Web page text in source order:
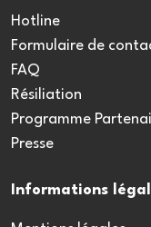
Hotline
Formulaire de
FAQ
Résiliation
Programme
Presse
Informations